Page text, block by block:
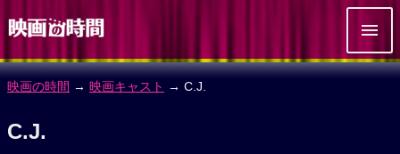
映画の時間 → 映画キャスト → C.J.
C.J.